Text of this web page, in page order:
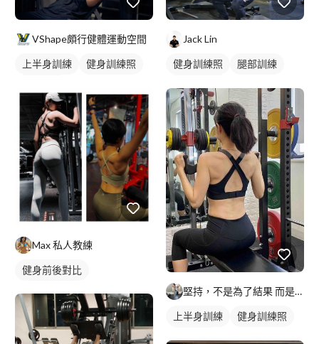
VShape頗行健體運動空間
上半身訓練
健身訓練照
Max 私人教練
健身前後對比
Jack Lin
健身訓練照
腿部訓練
堅持，不是為了結果 而是自律的養成
上半身訓練
健身訓練照